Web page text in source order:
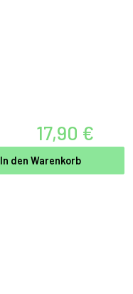
17,90 €
In den Warenkorb